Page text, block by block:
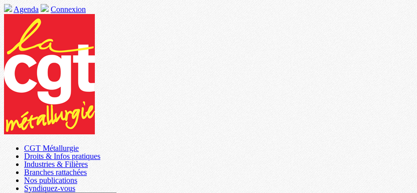
Agenda Connexion
CGT Métallurgie
Droits & Infos pratiques
Industries & Filières
Branches rattachées
Nos publications
Syndiquez-vous